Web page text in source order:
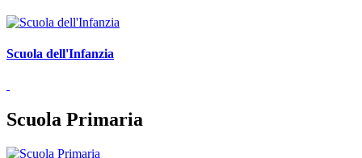
Scuola dell'Infanzia
Scuola Primaria